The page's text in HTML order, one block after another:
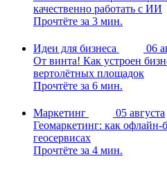
качественно работать с ИИ
Прочтёте за 3 мин.
Идеи для бизнеса
06
От винта! Как устроен
вертолётных площадок
Прочтёте за 6 мин.
Маркетинг
05 августа
Геомаркетинг: как офлайн-
геосервисах
Прочтёте за 4 мин.